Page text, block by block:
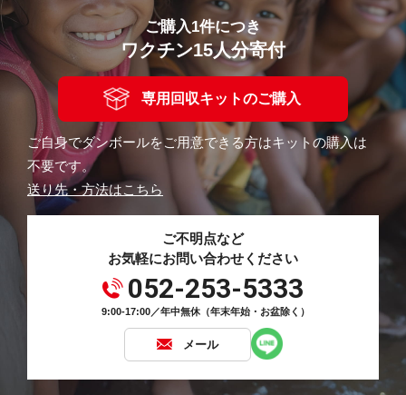
ご購入1件につき
ワクチン15人分寄付
専用回収キットのご購入
ご自身でダンボールをご用意できる方はキットの購入は
不要です。
送り先・方法はこちら
ご不明点など
お気軽にお問い合わせください
052-253-5333
9:00-17:00／年中無休（年末年始・お盆除く）
メール